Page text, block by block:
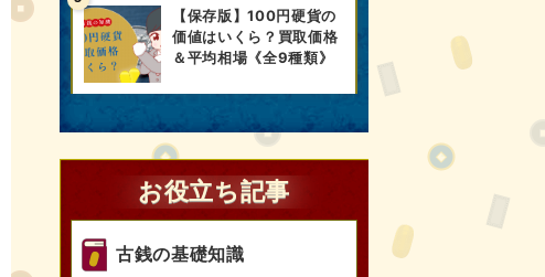
【保存版】100円硬貨の
価値はいくら？買取価格
＆平均相場《全9種類》
お役立ち記事
古銭の基礎知識